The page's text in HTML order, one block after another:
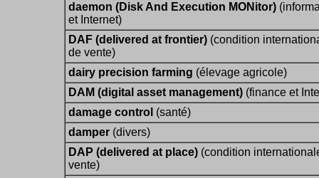
daemon (Disk And Execution MONitor)
et Internet)
DAF (delivered at frontier) (condition
de vente)
dairy precision farming (élevage agricole)
DAM (digital asset management) (finance et
damage control (santé)
damper (divers)
DAP (delivered at place) (condition
vente)